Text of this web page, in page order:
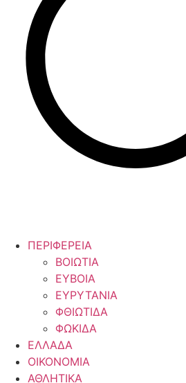
ΠΕΡΙΦΕΡΕΙΑ
ΒΟΙΩΤΙΑ
ΕΥΒΟΙΑ
ΕΥΡΥΤΑΝΙΑ
ΦΘΙΩΤΙΔΑ
ΦΩΚΙΔΑ
ΕΛΛΑΔΑ
ΟΙΚΟΝΟΜΙΑ
ΑΘΛΗΤΙΚΑ